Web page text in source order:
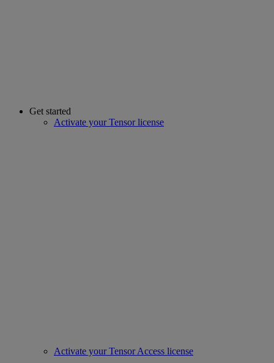
Get started
Activate your Tensor license
Activate your Tensor Access license